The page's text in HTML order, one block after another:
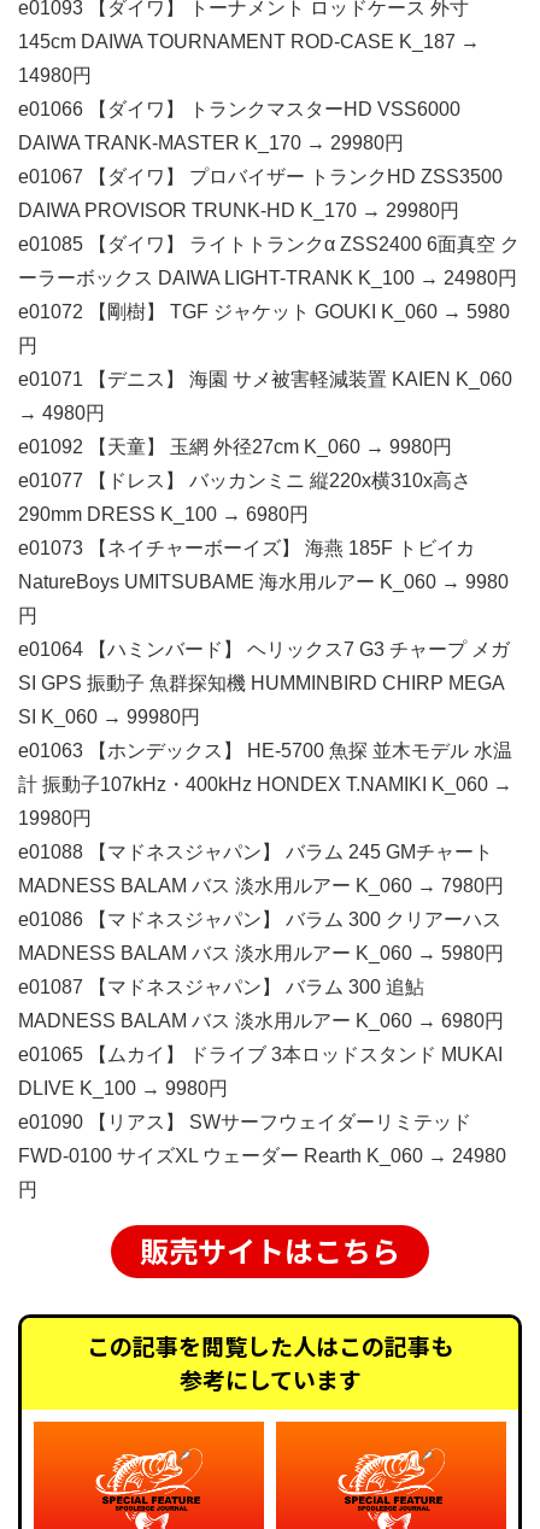
e01093 【ダイワ】 トーナメント ロッドケース 外寸
145cm DAIWA TOURNAMENT ROD-CASE K_187 →
14980円
e01066 【ダイワ】 トランクマスターHD VSS6000
DAIWA TRANK-MASTER K_170 → 29980円
e01067 【ダイワ】 プロバイザー トランクHD ZSS3500
DAIWA PROVISOR TRUNK-HD K_170 → 29980円
e01085 【ダイワ】 ライトトランクα ZSS2400 6面真空 ク
ーラーボックス DAIWA LIGHT-TRANK K_100 → 24980円
e01072 【剛樹】 TGF ジャケット GOUKI K_060 → 5980
円
e01071 【デニス】 海園 サメ被害軽減装置 KAIEN K_060
→ 4980円
e01092 【天童】 玉網 外径27cm K_060 → 9980円
e01077 【ドレス】 バッカンミニ 縦220x横310x高さ
290mm DRESS K_100 → 6980円
e01073 【ネイチャーボーイズ】 海燕 185F トビイカ
NatureBoys UMITSUBAME 海水用ルアー K_060 → 9980
円
e01064 【ハミンバード】 ヘリックス7 G3 チャープ メガ
SI GPS 振動子 魚群探知機 HUMMINBIRD CHIRP MEGA
SI K_060 → 99980円
e01063 【ホンデックス】 HE-5700 魚探 並木モデル 水温
計 振動子107kHz・400kHz HONDEX T.NAMIKI K_060 →
19980円
e01088 【マドネスジャパン】 バラム 245 GMチャート
MADNESS BALAM バス 淡水用ルアー K_060 → 7980円
e01086 【マドネスジャパン】 バラム 300 クリアーハス
MADNESS BALAM バス 淡水用ルアー K_060 → 5980円
e01087 【マドネスジャパン】 バラム 300 追鮎
MADNESS BALAM バス 淡水用ルアー K_060 → 6980円
e01065 【ムカイ】 ドライブ 3本ロッドスタンド MUKAI
DLIVE K_100 → 9980円
e01090 【リアス】 SWサーフウェイダーリミテッド
FWD-0100 サイズXL ウェーダー Rearth K_060 → 24980
円
販売サイトはこちら
この記事を閲覧した人はこの記事も
参考にしています